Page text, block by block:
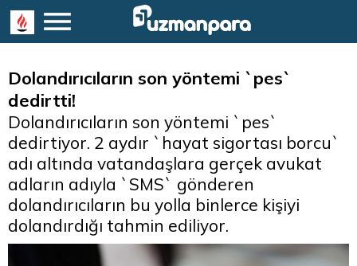
Dolandırıcıların son yöntemi `pes`
dedirtti!
Dolandırıcıların son yöntemi `pes`
dedirtiyor. 2 aydır `hayat sigortası borcu`
adı altında vatandaşlara gerçek avukat
adların adıyla `SMS` gönderen
dolandırıcıların bu yolla binlerce kişiyi
dolandırdığı tahmin ediliyor.